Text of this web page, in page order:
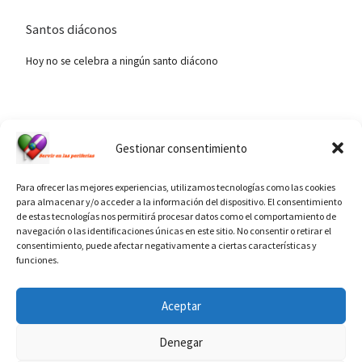
Gestionar consentimiento
Para ofrecer las mejores experiencias, utilizamos tecnologías como las cookies
para almacenar y/o acceder a la información del dispositivo. El consentimiento
de estas tecnologías nos permitirá procesar datos como el comportamiento de
navegación o las identificaciones únicas en este sitio. No consentir o retirar el
consentimiento, puede afectar negativamente a ciertas características y
funciones.
Aceptar
Denegar
Santos diáconos
Hoy no se celebra a ningún santo diácono